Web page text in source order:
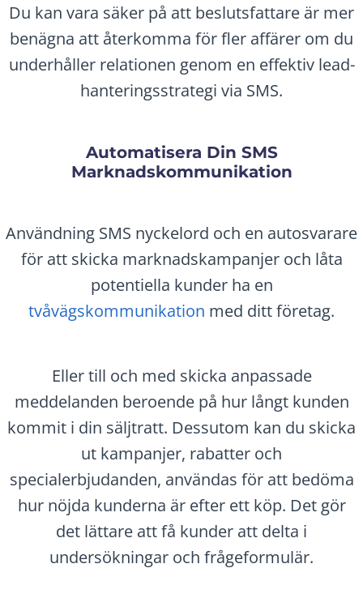
Du kan vara säker på att beslutsfattare är mer
benägna att återkomma för fler affärer om du
underhåller relationen genom en effektiv lead-
hanteringsstrategi via SMS.
Automatisera Din SMS
Marknadskommunikation
Användning SMS nyckelord och en autosvarare
för att skicka marknadskampanjer och låta
potentiella kunder ha en
tvåvägskommunikation med ditt företag.
Eller till och med skicka anpassade
meddelanden beroende på hur långt kunden
kommit i din säljtratt. Dessutom kan du skicka
ut kampanjer, rabatter och
specialerbjudanden, användas för att bedöma
hur nöjda kunderna är efter ett köp. Det gör
det lättare att få kunder att delta i
undersökningar och frågeformulär.